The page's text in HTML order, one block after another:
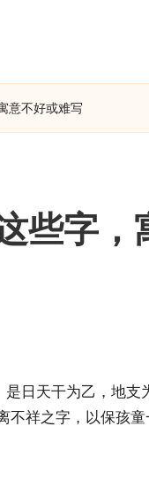
意不好或难写
些字，
日天干为乙，地
祥之字，以保孩童